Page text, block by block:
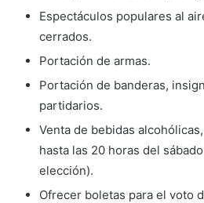
Espectáculos populares al
cerrados.
Portación de armas.
Portación de banderas,
partidarios.
Venta de bebidas
hasta las 20 horas del
elección).
Ofrecer boletas para el voto